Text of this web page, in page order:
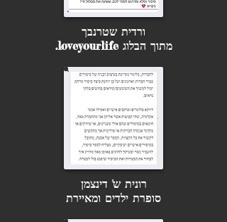
ורדית שטרנבך
מתוך הבלוג loveyourlife.